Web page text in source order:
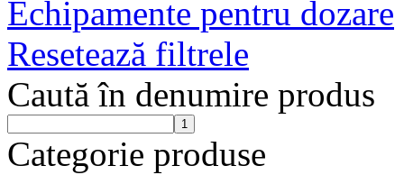
Echipamente pentru dozare
Resetează filtrele
Caută în denumire produs
Categorie produse